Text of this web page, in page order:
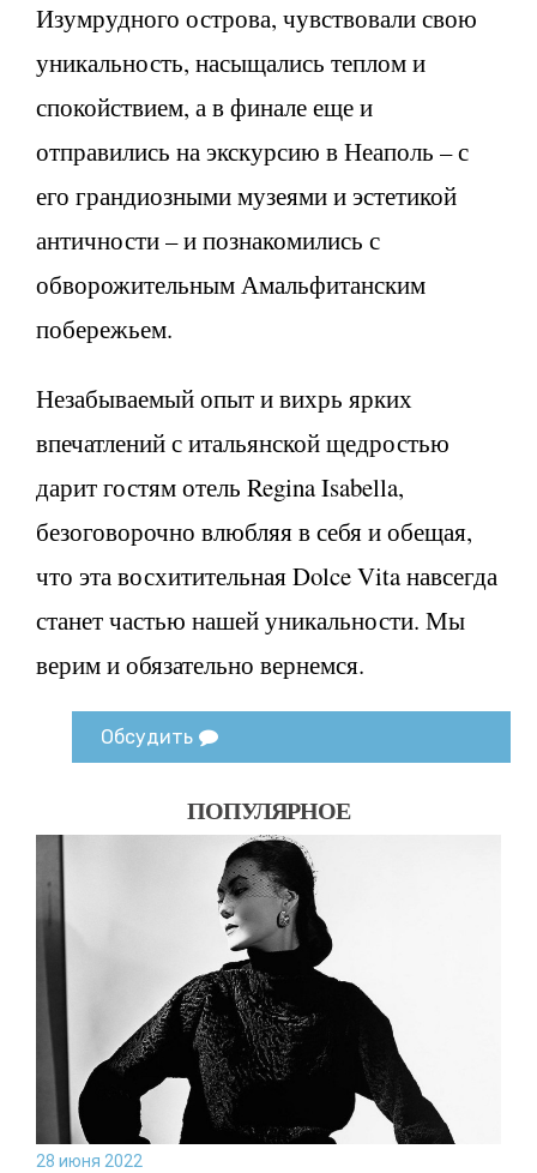
Изумрудного острова, чувствовали свою
уникальность, насыщались теплом и
спокойствием, а в финале еще и
отправились на экскурсию в Неаполь – с
его грандиозными музеями и эстетикой
античности – и познакомились с
обворожительным Амальфитанским
побережьем.
Незабываемый опыт и вихрь ярких
впечатлений с итальянской щедростью
дарит гостям отель Regina Isabella,
безоговорочно влюбляя в себя и обещая,
что эта восхитительная Dolce Vita навсегда
станет частью нашей уникальности. Мы
верим и обязательно вернемся.
Обсудить
ПОПУЛЯРНОЕ
28 июня 2022